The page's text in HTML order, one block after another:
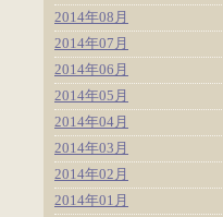
2014年08月
2014年07月
2014年06月
2014年05月
2014年04月
2014年03月
2014年02月
2014年01月